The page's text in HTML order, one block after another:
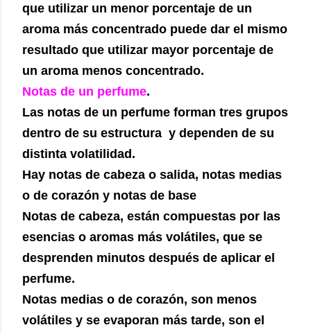
que utilizar un menor porcentaje de un
aroma más concentrado puede dar el mismo
resultado que utilizar mayor porcentaje de
un aroma menos concentrado.
Notas de un perfume.
Las notas de un perfume forman tres grupos
dentro de su estructura y dependen de su
distinta volatilidad.
Hay notas de cabeza o salida, notas medias
o de corazón y notas de base
Notas de cabeza, están compuestas por las
esencias o aromas más volátiles, que se
desprenden minutos después de aplicar el
perfume.
Notas medias o de corazón, son menos
volátiles y se evaporan más tarde, son el